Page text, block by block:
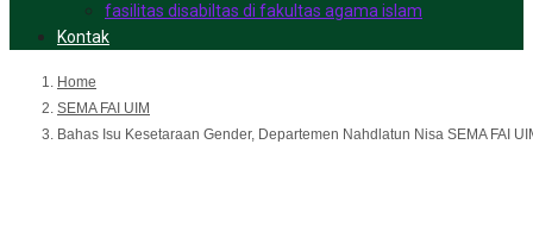
fasilitas disabiltas di fakultas agama islam
Kontak
Home
SEMA FAI UIM
Bahas Isu Kesetaraan Gender, Departemen Nahdlatun Nisa SEMA FAI